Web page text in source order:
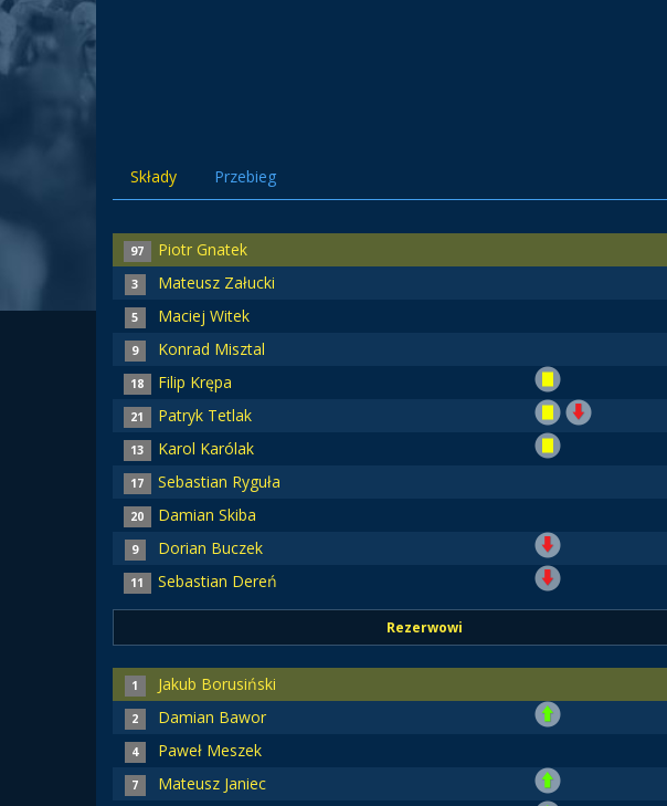
Składy Przebieg
97 Piotr Gnatek
3 Mateusz Załucki
5 Maciej Witek
9 Konrad Misztal
18 Filip Krępa
21 Patryk Tetlak
13 Karol Karólak
17 Sebastian Ryguła
20 Damian Skiba
9 Dorian Buczek
11 Sebastian Dereń
Rezerwowi
1 Jakub Borusiński
2 Damian Bawor
4 Paweł Meszek
7 Mateusz Janiec